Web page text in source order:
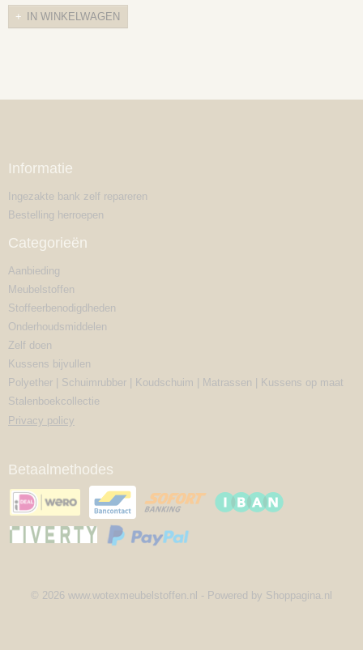
IN WINKELWAGEN
Informatie
Ingezakte bank zelf repareren
Bestelling herroepen
Categorieën
Aanbieding
Meubelstoffen
Stoffeerbenodigdheden
Onderhoudsmiddelen
Zelf doen
Kussens bijvullen
Polyether | Schuimrubber | Koudschuim | Matrassen | Kussens op maat
Stalenboekcollectie
Privacy policy
Betaalmethodes
© 2026 www.wotexmeubelstoffen.nl - Powered by Shoppagina.nl